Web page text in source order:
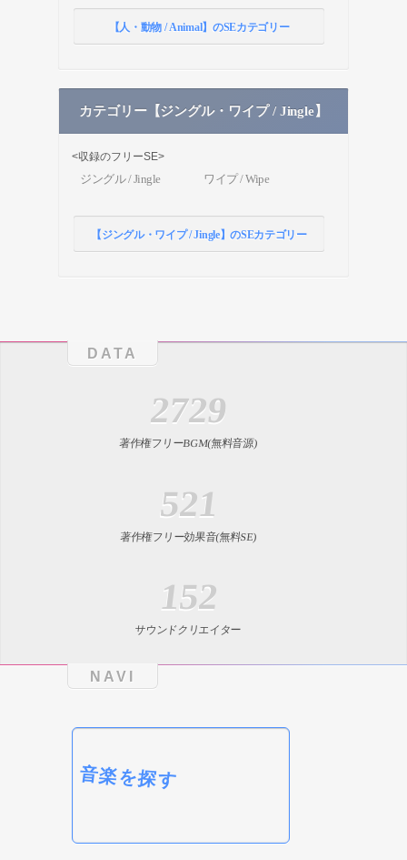
【人・動物 / Animal】のSEカテゴリー
カテゴリー【ジングル・ワイプ / Jingle】
<収録のフリーSE>
ジングル / Jingle ワイプ / Wipe
【ジングル・ワイプ / Jingle】のSEカテゴリー
DATA
2729
著作権フリーBGM(無料音源)
521
著作権フリー効果音(無料SE)
152
サウンドクリエイター
NAVI
音楽を探す